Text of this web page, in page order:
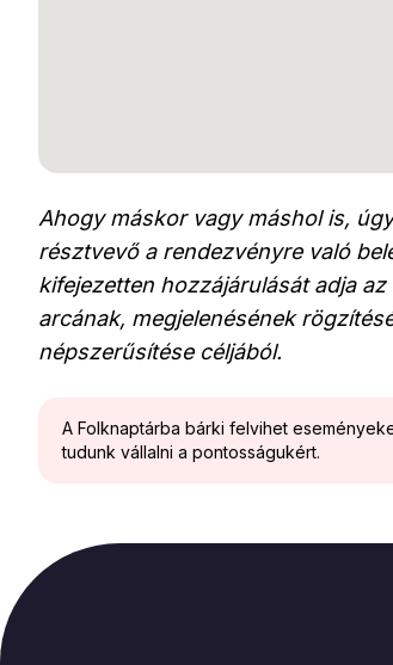
Ahogy máskor vagy máshol is,
résztvevő a rendezvényre való
kifejezetten hozzájárulását adja
arcának, megjelenésének
népszerűsítése céljából.
A Folknaptárba bárki felvihet
tudunk vállalni a pontosságukért.